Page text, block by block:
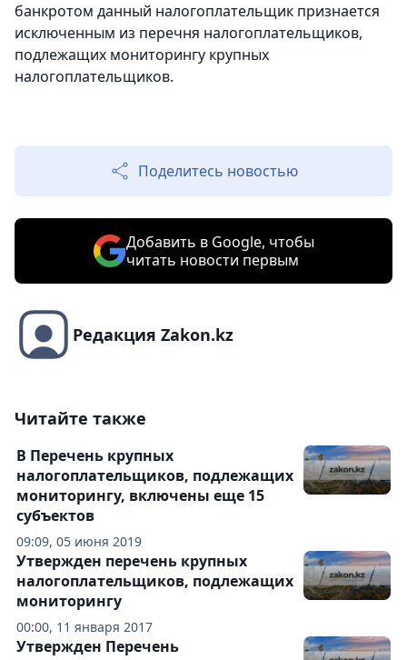
банкротом данный налогоплательщик признается
исключенным из перечня налогоплательщиков,
подлежащих мониторингу крупных
налогоплательщиков.
Поделитесь новостью
Добавить в Google, чтобы
читать новости первым
Редакция Zakon.kz
Читайте также
09:09, 05 июня 2019
В Перечень крупных
налогоплательщиков, подлежащих
мониторингу, включены еще 15
субъектов
00:00, 11 января 2017
Утвержден перечень крупных
налогоплательщиков, подлежащих
мониторингу
Утвержден Перечень